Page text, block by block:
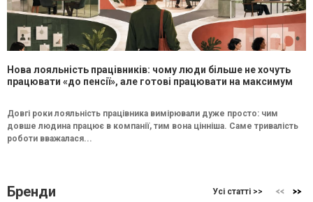
Нова лояльність працівників: чому люди більше не хочуть
працювати «до пенсії», але готові працювати на максимум
Довгі роки лояльність працівника вимірювали дуже просто: чим
довше людина працює в компанії, тим вона цінніша. Саме тривалість
роботи вважалася...
Бренди Усі статті >>